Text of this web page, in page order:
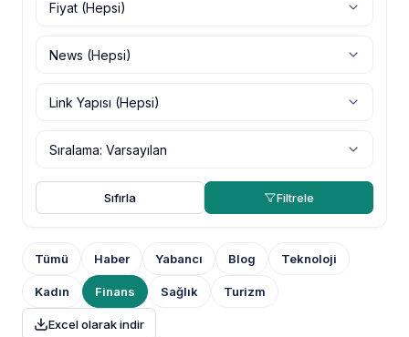
Sıfırla Filtrele
Tümü Haber Yabancı Blog Teknoloji
Kadın Finans Sağlık Turizm
Excel olarak indir